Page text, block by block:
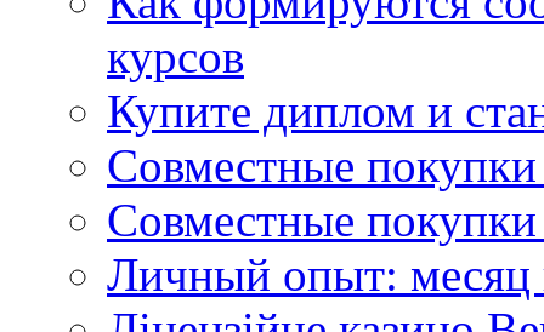
курсов
Купите диплом и
Совместные
Совместные покупки
Личный опыт: месяц